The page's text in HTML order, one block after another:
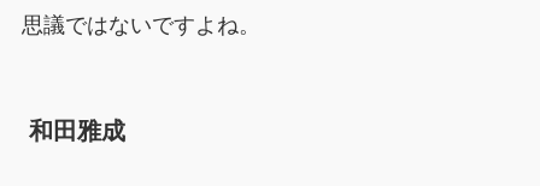
思議ではないですよね。
和田雅成